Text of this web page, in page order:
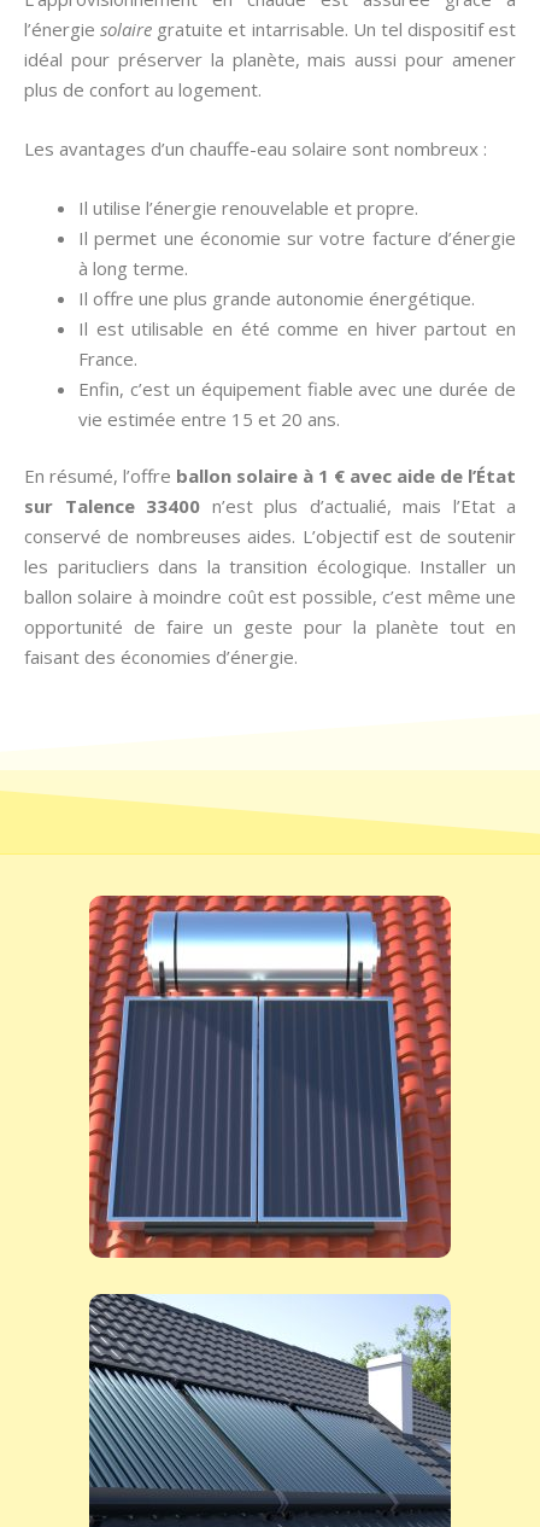
l’énergiesolaire gratuite et intarrisable. Un tel dispositif est
idéal pour préserver la planète, mais aussi pour amener
plus de confort au logement.
Les avantages d’un chauffe-eau solaire sont nombreux :
Il utilise l’énergie renouvelable et propre.
Il permet une économie sur votre facture d’énergie
à long terme.
Il offre une plus grande autonomie énergétique.
Il est utilisable en été comme en hiver partout en
France.
Enfin, c’est un équipement fiable avec une durée de
vie estimée entre 15 et 20 ans.
En résumé, l’offre ballon solaire à 1 € avec aide de l’État
sur Talence 33400 n’est plus d’actualié, mais l’Etat a
conservé de nombreuses aides. L’objectif est de soutenir
les paritucliers dans la transition écologique. Installer un
ballon solaire à moindre coût est possible, c’est même une
opportunité de faire un geste pour la planète tout en
faisant des économies d’énergie.